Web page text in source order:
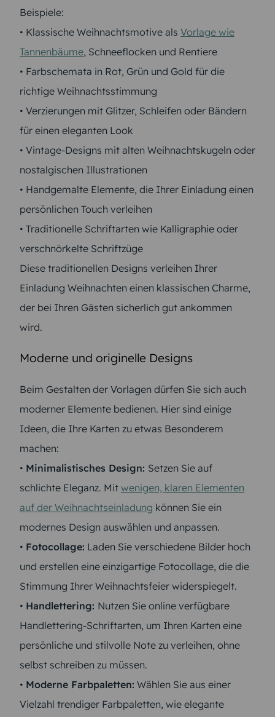
Beispiele:
• Klassische Weihnachtsmotive als Vorlage wie
Tannenbäume, Schneeflocken und Rentiere
• Farbschemata in Rot, Grün und Gold für die
richtige Weihnachtsstimmung
• Verzierungen mit Glitzer, Schleifen oder Bändern
für einen eleganten Look
• Vintage-Designs mit alten Weihnachtskugeln oder
nostalgischen Illustrationen
• Handgemalte Elemente, die Ihrer Einladung einen
persönlichen Touch verleihen
• Traditionelle Schriftarten wie Kalligraphie oder
verschnörkelte Schriftzüge
Diese traditionellen Designs verleihen Ihrer
Einladung Weihnachten einen klassischen Charme,
der bei Ihren Gästen sicherlich gut ankommen
wird.
Moderne und originelle Designs
Beim Gestalten der Vorlagen dürfen Sie sich auch
moderner Elemente bedienen. Hier sind einige
Ideen, die Ihre Karten zu etwas Besonderem
machen:
• Minimalistisches Design: Setzen Sie auf
schlichte Eleganz. Mit wenigen, klaren Elementen
auf der Weihnachtseinladung können Sie ein
modernes Design auswählen und anpassen.
• Fotocollage: Laden Sie verschiedene Bilder hoch
und erstellen eine einzigartige Fotocollage, die die
Stimmung Ihrer Weihnachtsfeier widerspiegelt.
• Handlettering: Nutzen Sie online verfügbare
Handlettering-Schriftarten, um Ihren Karten eine
persönliche und stilvolle Note zu verleihen, ohne
selbst schreiben zu müssen.
• Moderne Farbpaletten: Wählen Sie aus einer
Vielzahl trendiger Farbpaletten, wie elegante